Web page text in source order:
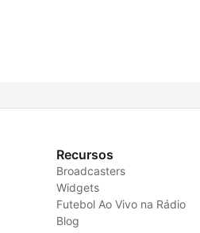
Recursos
Broadcasters
Widgets
Futebol Ao Vivo na Rádio
Blog